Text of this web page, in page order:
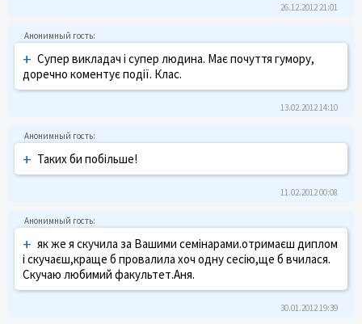
26.12.2012 21:01
+ Супер викладач і супер людина. Має почуття гумору,
доречно коментує події. Клас.
13.02.2012 14:10
+ Таких би побільше!
11.02.2012 00:08
+ як же я скучила за Вашими семінарами.отримаєш диплом
і скучаєш,краще б провалила хоч одну сесію,ще б вчилася.
Скучаю любимий факультет.Аня.
30.01.2012 19:39